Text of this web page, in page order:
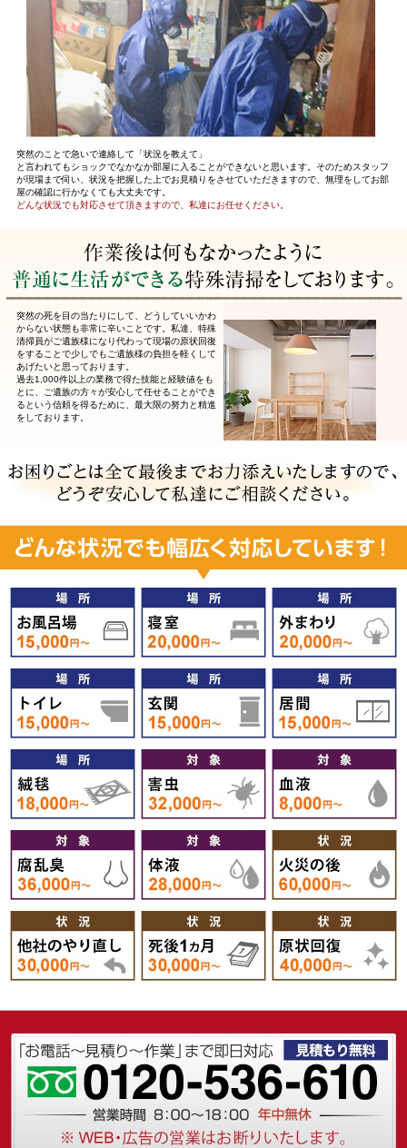
突然のことで急いで連絡して「状況を教えて」
と言われてもショックでなかなか部屋に入ることができないと思います。そのためスタッフ
が現場まで伺い、状況を把握した上でお見積りをさせていただきますので、無理をしてお部
屋の確認に行かなくても大丈夫です。
どんな状況でも対応させて頂きますので、私達にお任せください。
突然の死を目の当たりにして、どうしていいかわ
からない状態も非常に辛いことです。私達、特殊
清掃員がご遺族様になり代わって現場の原状回復
をすることで少しでもご遺族様の負担を軽くして
あげたいと思っております。
過去1,000件以上の業務で得た技能と経験値をも
とに、ご遺族の方々が安心して任せることができ
るという信頼を得るために、最大限の努力と精進
をしております。